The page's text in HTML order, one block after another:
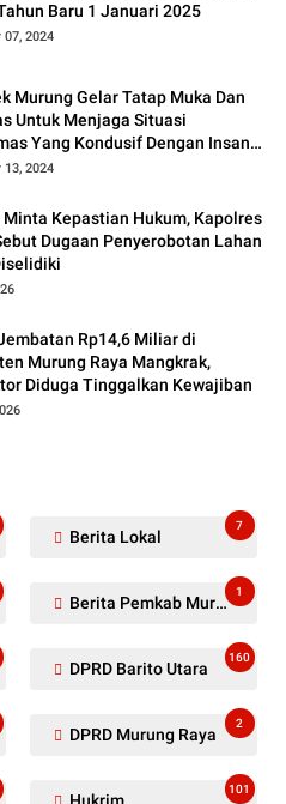
Baru 1 Januari 2025
07, 2024
Murung Gelar Tatap Muka Dan
Untuk Menjaga Situasi
Yang Kondusif Dengan Insan
13, 2024
Minta Kepastian Hukum, Kapolres
Dugaan Penyerobotan Lahan
Rp14,6 Miliar di
Murung Raya Mangkrak,
Diduga Tinggalkan Kewajiban
Berita Lokal
7
Berita Pemkab Murung Raya
1
DPRD Barito Utara
160
DPRD Murung Raya
2
101